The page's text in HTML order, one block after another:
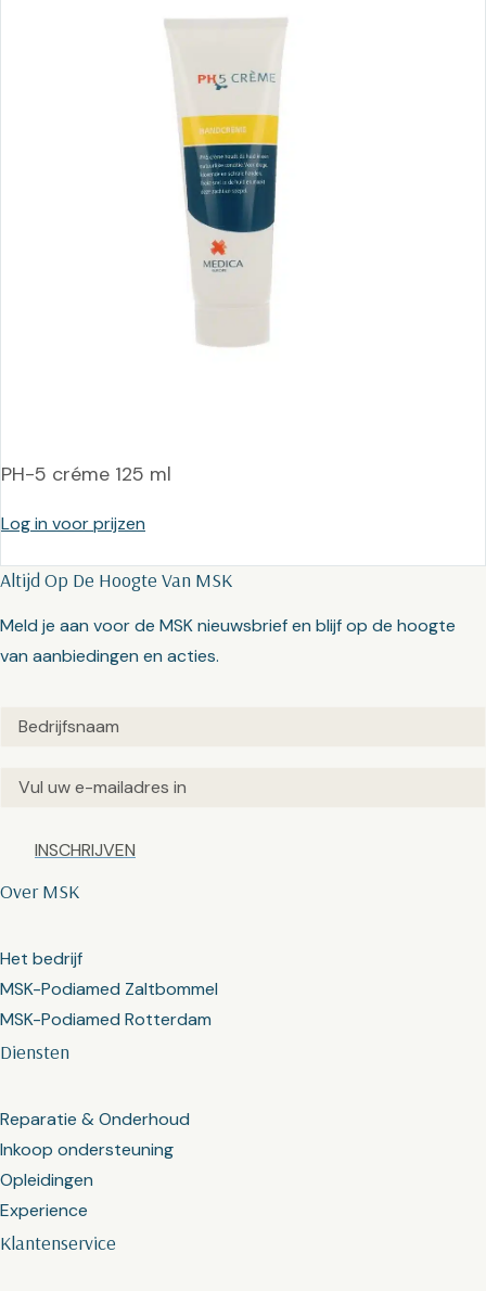
PH-5 créme 125 ml
Log in voor prijzen
Klantenservice
Diensten
Reparatie & Onderhoud
Inkoop ondersteuning
Opleidingen
Experience
Over MSK
Het bedrijf
MSK-Podiamed Zaltbommel
MSK-Podiamed Rotterdam
Altijd Op De Hoogte Van MSK
Meld je aan voor de MSK nieuwsbrief en blijf op de hoogte
van aanbiedingen en acties.
Untitled(Vereist)
Email(Vereist)
Captcha